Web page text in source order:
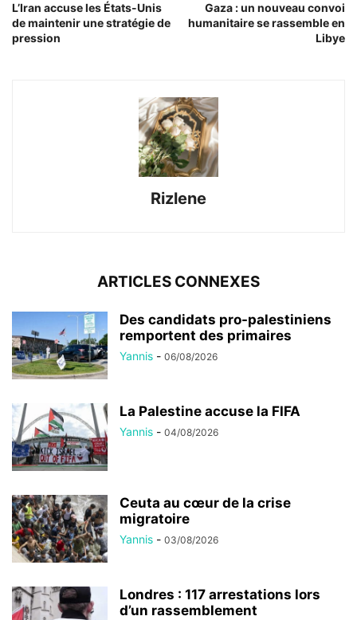
L’Iran accuse les États-Unis
de maintenir une stratégie de
pression
Gaza : un nouveau convoi
humanitaire se rassemble en
Libye
Rizlene
ARTICLES CONNEXES
Des candidats pro-palestiniens
remportent des primaires
Yannis - 06/08/2026
La Palestine accuse la FIFA
Yannis - 04/08/2026
Ceuta au cœur de la crise
migratoire
Yannis - 03/08/2026
Londres : 117 arrestations lors
d’un rassemblement